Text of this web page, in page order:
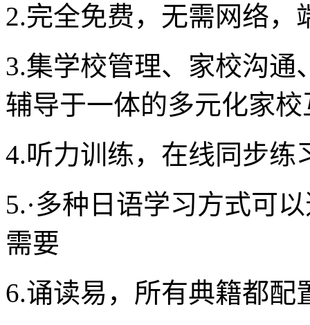
2.完全免费，无需网络，
3.集学校管理、家校沟
辅导于一体的多元化家
4.听力训练，在线同步练
5.·多种日语学习方式可
需要
6.诵读易，所有典籍都配